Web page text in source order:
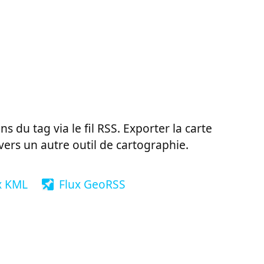
du tag via le fil RSS. Exporter la carte
un autre outil de cartographie.
KML Flux GeoRSS